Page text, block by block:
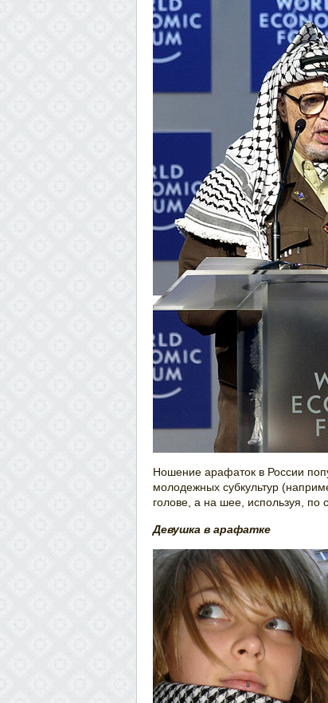
Ношение арафаток в России
молодежных субкультур
голове, а на шее, используя, по
Девушка в арафатке